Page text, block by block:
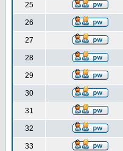
25
26
27
28
29
30
31
32
33